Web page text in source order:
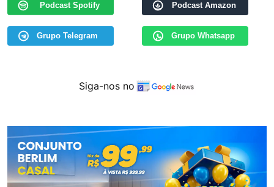
Podcast Spotify Podcast Amazon
Grupo Telegram Grupo Whatsapp
Siga-nos no